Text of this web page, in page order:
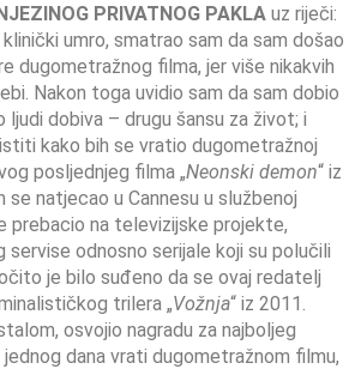
PRIVATNOG PAKLA uz riječi:
umro, smatrao sam da sam došao
dugometražnog filma, jer više nikakvih
Nakon toga uvidio sam da sam dobio
ljudi dobiva – drugu šansu za život; i
kako bih se vratio dugometražnoj
posljednjeg filma „Neonski demon“ iz
se natjecao u Cannesu u službenoj
prebacio na televizijske projekte,
servise odnosno serijale koji su polučili
je bilo suđeno da se ovaj redatelj
trilera „Vožnja“ iz 2011.
osvojio nagradu za najboljeg
dana vrati dugometražnom filmu,